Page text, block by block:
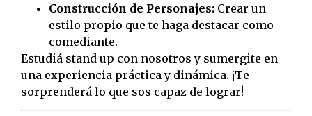
Construcción de Personajes: Crear un
estilo propio que te haga destacar como
comediante.
Estudiá stand up con nosotros y sumergite en
una experiencia práctica y dinámica. ¡Te
sorprenderá lo que sos capaz de lograr!